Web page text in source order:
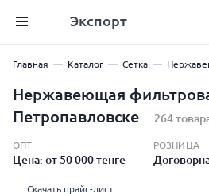
Экспорт
Главная Каталог Сетка
Нержавеющая
Петропавловске
264
ОПТ
Цена: от 50 000 тенге
РОЗНИЦА
Скачать прайс-лист